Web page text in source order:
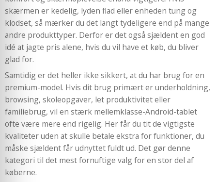
skærmen er kedelig, lyden flad eller enheden tung og
klodset, så mærker du det langt tydeligere end på mange
andre produkttyper. Derfor er det også sjældent en god
idé at jagte pris alene, hvis du vil have et køb, du bliver
glad for.
Samtidig er det heller ikke sikkert, at du har brug for en
premium-model. Hvis dit brug primært er underholdning,
browsing, skoleopgaver, let produktivitet eller
familiebrug, vil en stærk mellemklasse-Android-tablet
ofte være mere end rigelig. Her får du tit de vigtigste
kvaliteter uden at skulle betale ekstra for funktioner, du
måske sjældent får udnyttet fuldt ud. Det gør denne
kategori til det mest fornuftige valg for en stor del af
køberne.